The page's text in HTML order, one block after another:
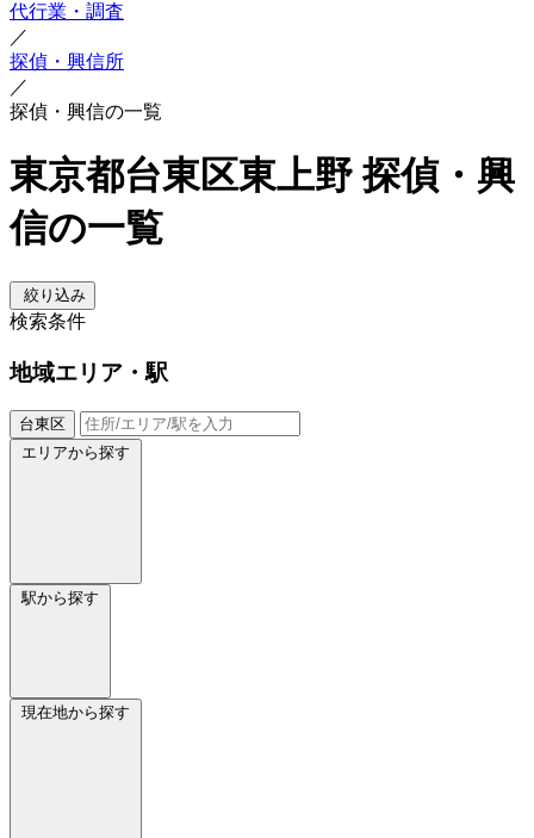
代行業・調査
／
探偵・興信所
／
探偵・興信の一覧
東京都台東区東上野 探偵・興
信の一覧
絞り込み
検索条件
地域エリア・駅
台東区
エリアから探す
駅から探す
現在地から探す